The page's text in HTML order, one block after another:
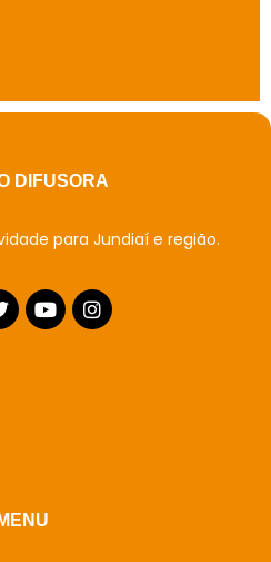
DIFUSORA
para Jundiaí e região.
MENU